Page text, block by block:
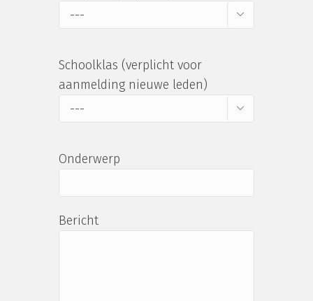

Schoolklas (verplicht voor
aanmelding nieuwe leden)

Onderwerp
Bericht